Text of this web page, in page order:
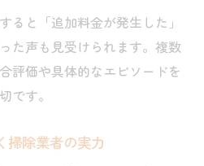
ると「追加料金が発生した」
た声も見受けられます。複数
評価や具体的なエピソードを
です。
掃除業者の実力